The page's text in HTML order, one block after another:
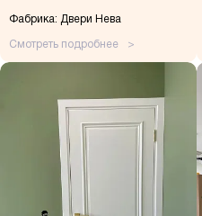
Фабрика: Двери Нева
Смотреть подробнее